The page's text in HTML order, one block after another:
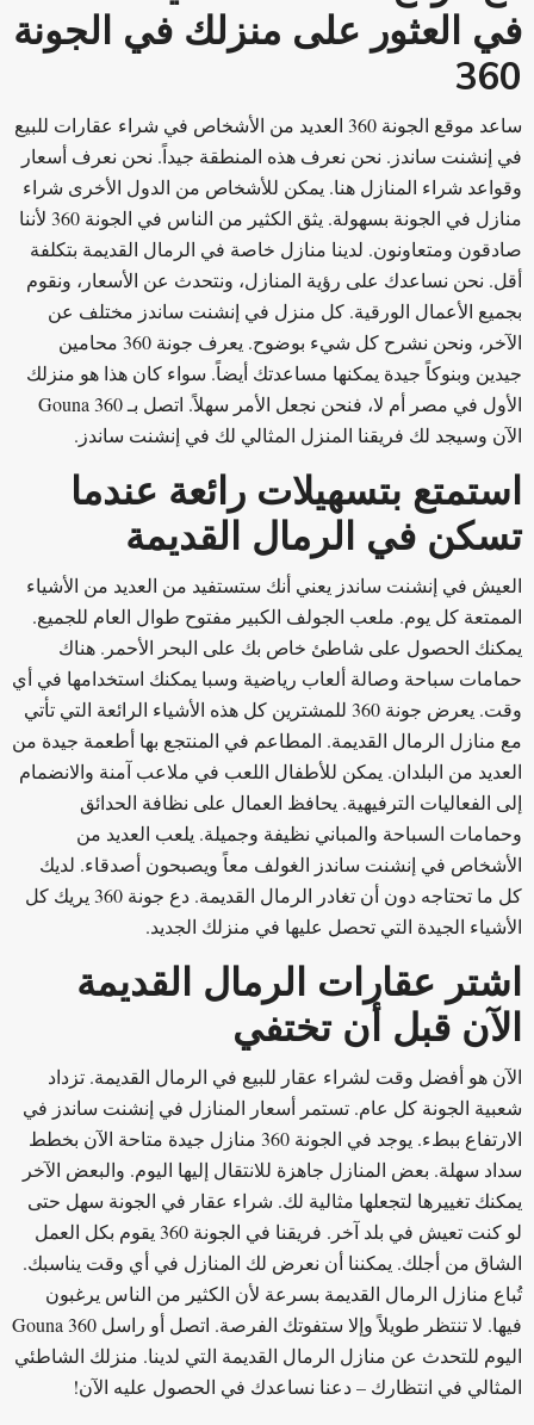
في العثور على منزلك في الجونة
360
ساعد موقع الجونة 360 العديد من الأشخاص في شراء عقارات للبيع
في إنشنت ساندز. نحن نعرف هذه المنطقة جيداً. نحن نعرف أسعار
وقواعد شراء المنازل هنا. يمكن للأشخاص من الدول الأخرى شراء
منازل في الجونة بسهولة. يثق الكثير من الناس في الجونة 360 لأننا
صادقون ومتعاونون. لدينا منازل خاصة في الرمال القديمة بتكلفة
أقل. نحن نساعدك على رؤية المنازل، ونتحدث عن الأسعار، ونقوم
بجميع الأعمال الورقية. كل منزل في إنشنت ساندز مختلف عن
الآخر، ونحن نشرح كل شيء بوضوح. يعرف جونة 360 محامين
جيدين وبنوكاً جيدة يمكنها مساعدتك أيضاً. سواء كان هذا هو منزلك
الأول في مصر أم لا، فنحن نجعل الأمر سهلاً. اتصل بـ Gouna 360
الآن وسيجد لك فريقنا المنزل المثالي لك في إنشنت ساندز.
استمتع بتسهيلات رائعة عندما
تسكن في الرمال القديمة
العيش في إنشنت ساندز يعني أنك ستستفيد من العديد من الأشياء
الممتعة كل يوم. ملعب الجولف الكبير مفتوح طوال العام للجميع.
يمكنك الحصول على شاطئ خاص بك على البحر الأحمر. هناك
حمامات سباحة وصالة ألعاب رياضية وسبا يمكنك استخدامها في أي
وقت. يعرض جونة 360 للمشترين كل هذه الأشياء الرائعة التي تأتي
مع منازل الرمال القديمة. المطاعم في المنتجع بها أطعمة جيدة من
العديد من البلدان. يمكن للأطفال اللعب في ملاعب آمنة والانضمام
إلى الفعاليات الترفيهية. يحافظ العمال على نظافة الحدائق
وحمامات السباحة والمباني نظيفة وجميلة. يلعب العديد من
الأشخاص في إنشنت ساندز الغولف معاً ويصبحون أصدقاء. لديك
كل ما تحتاجه دون أن تغادر الرمال القديمة. دع جونة 360 يريك كل
الأشياء الجيدة التي تحصل عليها في منزلك الجديد.
اشتر عقارات الرمال القديمة
الآن قبل أن تختفي
الآن هو أفضل وقت لشراء عقار للبيع في الرمال القديمة. تزداد
شعبية الجونة كل عام. تستمر أسعار المنازل في إنشنت ساندز في
الارتفاع ببطء. يوجد في الجونة 360 منازل جيدة متاحة الآن بخطط
سداد سهلة. بعض المنازل جاهزة للانتقال إليها اليوم. والبعض الآخر
يمكنك تغييرها لتجعلها مثالية لك. شراء عقار في الجونة سهل حتى
لو كنت تعيش في بلد آخر. فريقنا في الجونة 360 يقوم بكل العمل
الشاق من أجلك. يمكننا أن نعرض لك المنازل في أي وقت يناسبك.
تُباع منازل الرمال القديمة بسرعة لأن الكثير من الناس يرغبون
فيها. لا تنتظر طويلاً وإلا ستفوتك الفرصة. اتصل أو راسل Gouna 360
اليوم للتحدث عن منازل الرمال القديمة التي لدينا. منزلك الشاطئي
المثالي في انتظارك – دعنا نساعدك في الحصول عليه الآن!